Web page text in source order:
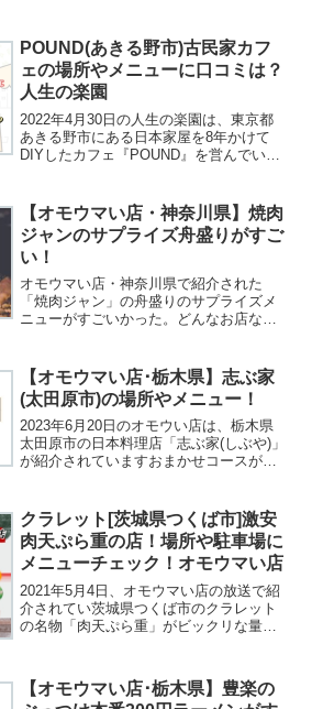
からに半熟が美味しそうでしたね♪この半
熟とろとろのオ...
POUND(あきる野市)古民家カフ
ェの場所やメニューに口コミは？
人生の楽園
2022年4月30日の人生の楽園は、東京都
あきる野市にある日本家屋を8年かけて
DIYしたカフェ『POUND』を営んでいる
玲子さんが作るメニューは経験を生かし
たもので、食...
【オモウマい店・神奈川県】焼肉
ジャンのサプライズ舟盛りがすご
い！
オモウマい店・神奈川県で紹介された
「焼肉ジャン」の舟盛りのサプライズメ
ニューがすごいかった。どんなお店なの
【オモウマい店･栃木県】志ぶ家
(太田原市)の場所やメニュー！
2023年6月20日のオモウい店は、栃木県
太田原市の日本料理店「志ぶ家(しぶや)」
が紹介されていますおまかせコースが
屋の場所やメニューに口コミをまとめて
ます志ぶ家の...
クラレット[茨城県つくば市]激安
肉天ぷら重の店！場所や駐車場に
メニューチェック！オモウマい店
2021年5月4日、オモウマい店の放送で紹
介されてい茨城県つくば市のクラレット
の名物「肉天ぷら重」がビックリな量で
わったお店です風変わりな喫茶店クラレ
ットの場所や駐車場...
【オモウマい店･栃木県】豊楽の